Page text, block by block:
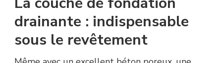
drainante : indispensable
sous le revêtement